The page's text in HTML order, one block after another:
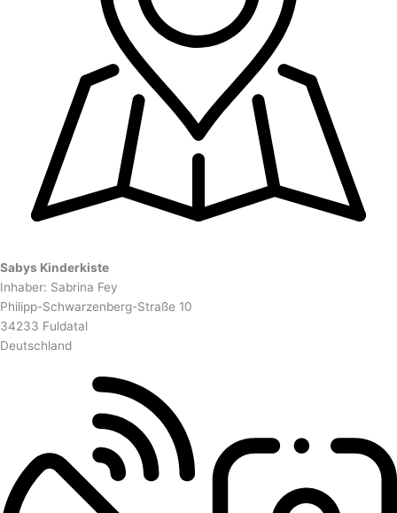
Sabys Kinderkiste
Inhaber: Sabrina Fey
Philipp-Schwarzenberg-Straße 10
34233 Fuldatal
Deutschland